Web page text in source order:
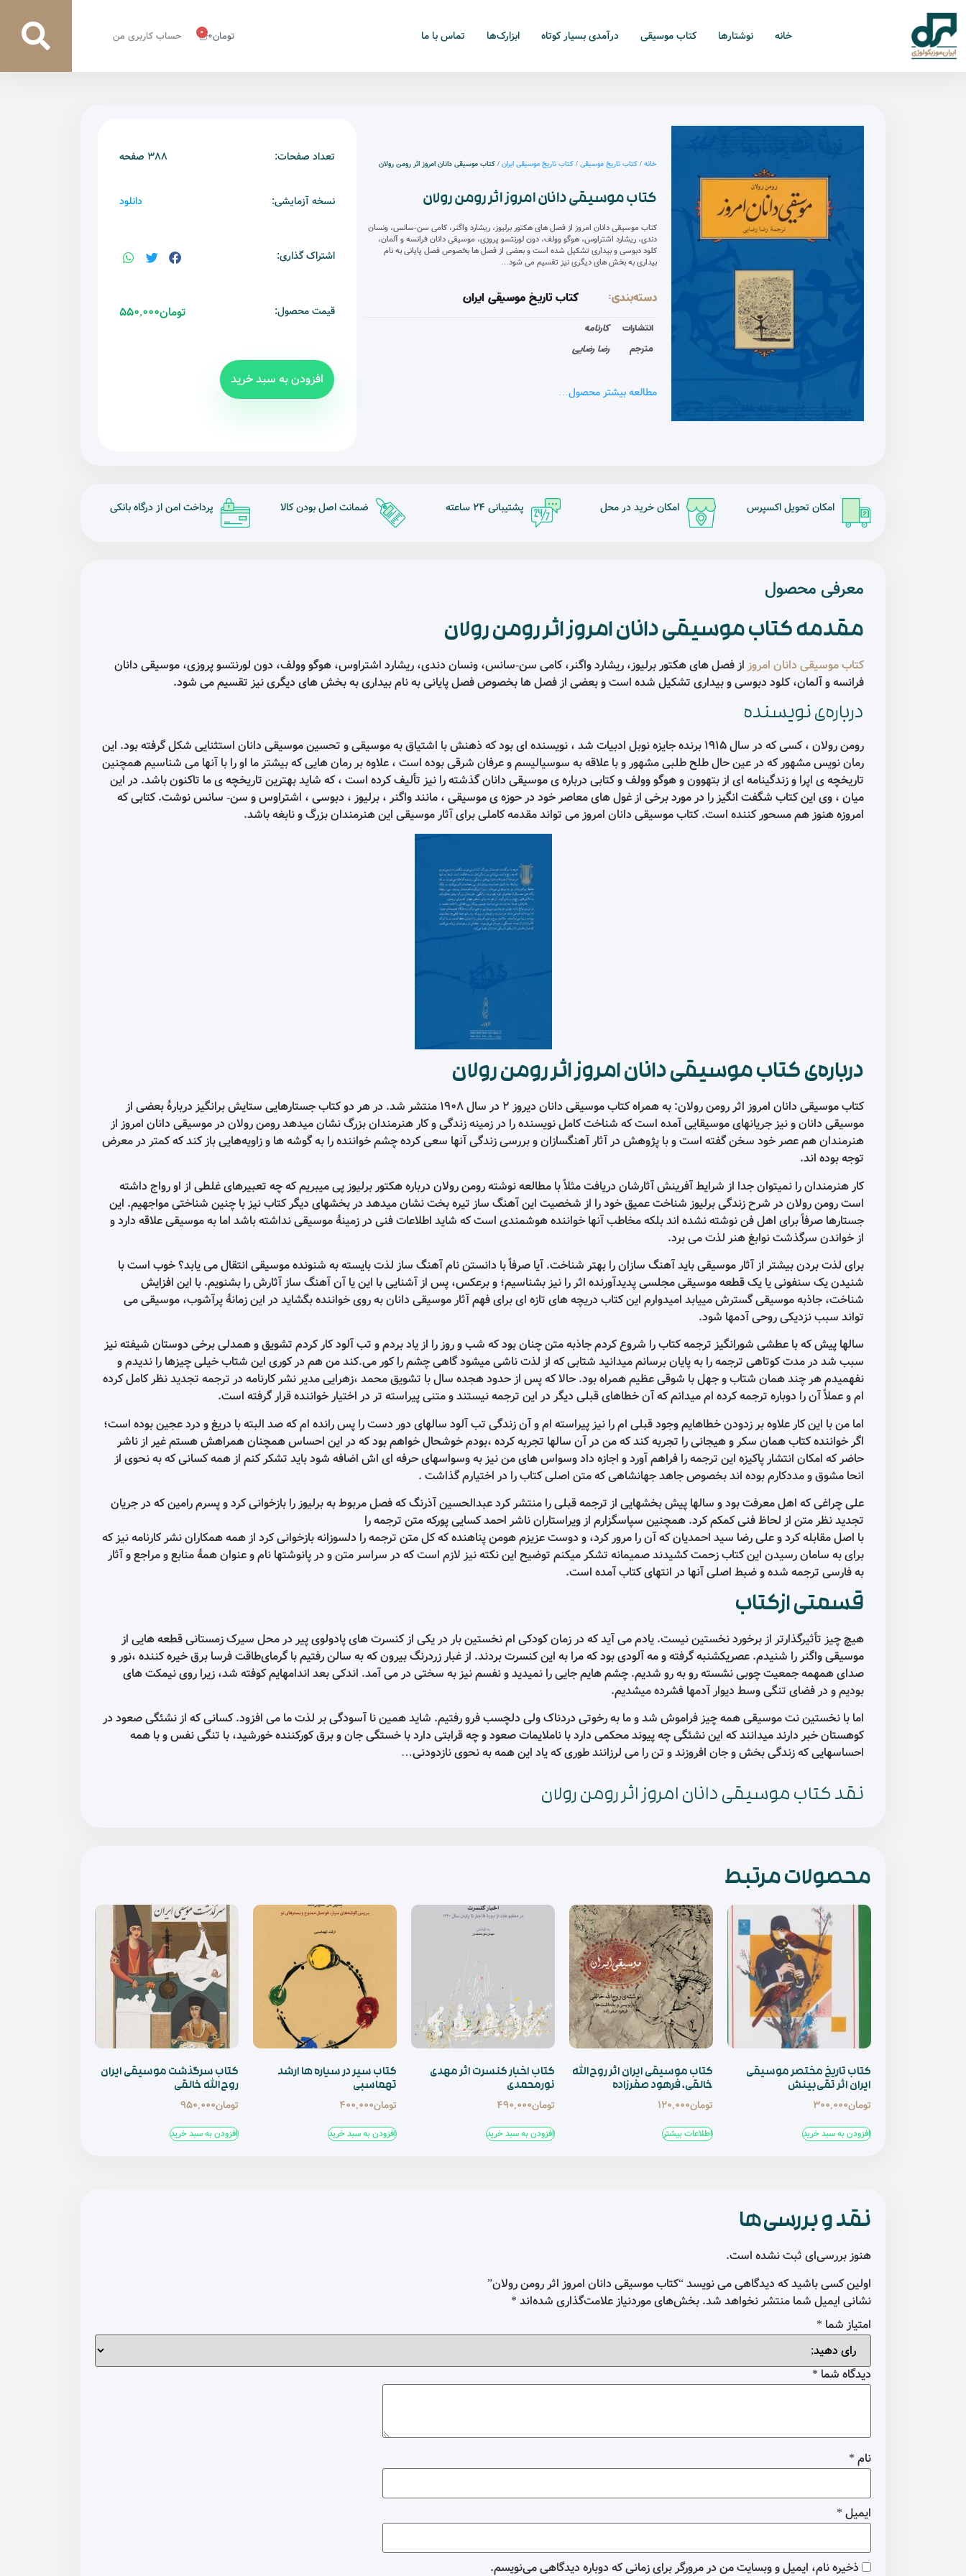
خانه نوشتارها کتاب موسیقی درآمدی بسیار کوتاه ابزارک‌ها تماس با ما تومان0
0 حساب کاربری من
خانه/ کتاب تاریخ موسیقی/ کتاب تاریخ موسیقی ایران/ کتاب موسیقی دانان امروز اثر رومن رولان
کتاب موسیقی دانان امروز اثر رومن رولان
کتاب موسیقی دانان امروز از فصل های هکتور برلیوز، ریشارد واگنر، کامی سن-سانس، ونسان
دندی، ریشارد اشتراوس، هوگو وولف، دون لورنتسو پروزی، موسیقی دانان فرانسه و آلمان،
کلود دبوسی و بیداری تشکیل شده است و بعضی از فصل ها بخصوص فصل پایانی به نام
بیداری به بخش های دیگری نیز تقسیم می شود…
دسته‌بندی: کتاب تاریخ موسیقی ایران
انتشارات
کارنامه
مترجم
رضا رضایی
مطالعه بیشتر محصول…
تعداد صفحات: 388 صفحه
نسخه آزمایشی: دانلود
اشتراک گذاری:
قیمت محصول: تومان550,000
افزودن به سبد خرید
امکان تحویل اکسپرس امکان خرید در محل پشتیبانی 24 ساعته ضمانت اصل بودن کالا پرداخت امن از درگاه بانکی
معرفی محصول
مقدمه کتاب موسیقی دانان امروز اثر رومن رولان
کتاب موسیقی دانان امروز از فصل های هکتور برلیوز، ریشارد واگنر، کامی سن-سانس، ونسان دندی، ریشارد اشتراوس، هوگو وولف، دون لورنتسو پروزی، موسیقی دانان
فرانسه و آلمان، کلود دبوسی و بیداری تشکیل شده است و بعضی از فصل ها بخصوص فصل پایانی به نام بیداری به بخش های دیگری نیز تقسیم می شود.
درباره‌ی نویسنده
رومن رولان ، کسی که در سال 1915 برنده جایزه نوبل ادبیات شد ، نویسنده ای بود که ذهنش با اشتیاق به موسیقی و تحسین موسیقی دانان استثنایی شکل گرفته بود. این
رمان نویس مشهور که در عین حال طلح طلبی مشهور و با علاقه به سوسیالیسم و عرفان شرقی بوده است ، علاوه بر رمان هایی که بیشتر ما او را با آنها می شناسیم همچنین
تاریخچه ی اپرا و زندگینامه ای از بتهوون و هوگو وولف و کتابی درباره ی موسیقی دانان گذشته را نیز تألیف کرده است ، که شاید بهترین تاریخچه ی ما تاکنون باشد. در این
میان ، وی این کتاب شگفت انگیز را در مورد برخی از غول های معاصر خود در حوزه ی موسیقی ، مانند واگنر ، برلیوز ، دبوسی ، اشتراوس و سن- سانس نوشت. کتابی که
امروزه هنوز هم مسحور کننده است. کتاب موسیقی دانان امروز می تواند مقدمه کاملی برای آثار موسیقی این هنرمندان بزرگ و نابغه باشد.
درباره‌ی کتاب موسیقی دانان امروز اثر رومن رولان
کتاب موسیقی دانان امروز اثر رومن رولان: به همراه کتاب موسیقی دانان دیروز ۲ در سال ۱۹۰۸ منتشر شد. در هر دو کتاب جستارهایی ستایش برانگیز دربارهٔ بعضی از
موسیقی دانان و نیز جریانهای موسیقایی آمده است که شناخت کامل نویسنده را در زمینه زندگی و کار هنرمندان بزرگ نشان میدهد رومن رولان در موسیقی دانان امروز از
هنرمندان هم عصر خود سخن گفته است و با پژوهش در آثار آهنگسازان و بررسی زندگی آنها سعی کرده چشم خواننده را به گوشه ها و زاویه‌هایی باز کند که کمتر در معرض
توجه بوده اند.
کار هنرمندان را نمیتوان جدا از شرایط آفرینش آثارشان دریافت مثلاً با مطالعه نوشته رومن رولان درباره هکتور برلیوز پی میبریم که چه تعبیرهای غلطی از او رواج داشته
است رومن رولان در شرح زندگی برلیوز شناخت عمیق خود را از شخصیت این آهنگ ساز تیره بخت نشان میدهد در بخشهای دیگر کتاب نیز با چنین شناختی مواجهیم. این
جستارها صرفاً برای اهل فن نوشته نشده اند بلکه مخاطب آنها خواننده هوشمندی است که شاید اطلاعات فنی در زمینهٔ موسیقی نداشته باشد اما به موسیقی علاقه دارد و
از خواندن سرگذشت نوابغ هنر لذت می برد.
برای لذت بردن بیشتر از آثار موسیقی باید آهنگ سازان را بهتر شناخت. آیا صرفاً با دانستن نام آهنگ ساز لذت بایسته به شنونده موسیقی انتقال می یابد؟ خوب است با
شنیدن یک سنفونی یا یک قطعه موسیقی مجلسی پدیدآورنده اثر را نیز بشناسیم؛ و برعکس، پس از آشنایی با این یا آن آهنگ ساز آثارش را بشنویم. با این افزایش
شناخت، جاذبه موسیقی گسترش مییابد امیدوارم این کتاب دریچه های تازه ای برای فهم آثار موسیقی دانان به روی خواننده بگشاید در این زمانهٔ پرآشوب، موسیقی می
تواند سبب نزدیکی روحی آدمها شود.
سالها پیش که با عطشی شورانگیز ترجمه کتاب را شروع کردم جاذبه متن چنان بود که شب و روز را از یاد بردم و تب آلود کار کردم تشویق و همدلی برخی دوستان شیفته نیز
سبب شد در مدت کوتاهی ترجمه را به پایان برسانم میدانید شتابی که از لذت ناشی میشود گاهی چشم را کور می.کند من هم در کوری این شتاب خیلی چیزها را ندیدم و
نفهمیدم هر چند همان شتاب و جهل با شوقی عظیم همراه بود. حالا که پس از حدود هجده سال با تشویق محمد ،زهرایی مدیر نشر کارنامه در ترجمه تجدید نظر کامل کرده
ام و عملاً آن را دوباره ترجمه کرده ام میدانم که آن خطاهای قبلی دیگر در این ترجمه نیستند و متنی پیراسته تر در اختیار خواننده قرار گرفته است.
اما من با این کار علاوه بر زدودن خطاهایم وجود قبلی ام را نیز پیراسته ام و آن زندگی تب آلود سالهای دور دست را پس رانده ام که صد البته با دریغ و درد عجین بوده است؛
اگر خواننده کتاب همان سکر و هیجانی را تجربه کند که من در آن سالها تجربه کرده ،بودم خوشحال خواهم بود که در این احساس همچنان همراهش هستم غیر از ناشر
حاضر که امکان انتشار پاکیزه این ترجمه را فراهم آورد و اجازه داد وسواس های من نیز به وسواسهای حرفه ای اش اضافه شود باید تشکر کنم از همه کسانی که به نحوی از
انحا مشوق و مددکارم بوده اند بخصوص جاهد جهانشاهی که متن اصلی کتاب را در اختیارم گذاشت .
علی چراغی که اهل معرفت بود و سالها پیش بخشهایی از ترجمه قبلی را منتشر کرد عبدالحسین آذرنگ که فصل مربوط به برلیوز را بازخوانی کرد و پسرم رامین که در جریان
تجدید نظر متن از لحاظ فنی کمکم کرد. همچنین سپاسگزارم از ویراستاران ناشر احمد کسایی پورکه متن ترجمه را
با اصل مقابله کرد و علی رضا سید احمدیان که آن را مرور کرد، و دوست عزیزم هومن پناهنده که کل متن ترجمه را دلسوزانه بازخوانی کرد از همه همکاران نشر کارنامه نیز که
برای به سامان رسیدن این کتاب زحمت کشیدند صمیمانه تشکر میکنم توضیح این نکته نیز لازم است که در سراسر متن و در پانوشتها نام و عنوان همۀ منابع و مراجع و آثار
به فارسی ترجمه شده و ضبط اصلی آنها در انتهای کتاب آمده است.
قسمتی ازکتاب
هیچ چیز تأثیرگذارتر از برخورد نخستین نیست. یادم می آید که در زمان کودکی ام نخستین بار در یکی از کنسرت های پادولوی پیر در محل سیرک زمستانی قطعه هایی از
موسیقی واگنر را شنیدم. عصریکشنبه گرفته و مه آلودی بود که مرا به این کنسرت بردند. از غبار زردرنگ بیرون که به سالن رفتیم با گرمای‌طاقت فرسا برق خیره کننده ،نور و
صدای همهمه جمعیت چوبی نشسته رو به رو شدیم. چشم هایم جایی را نمیدید و نفسم نیز به سختی در می آمد. اندکی بعد اندامهایم کوفته شد، زیرا روی نیمکت های
بودیم و در فضای تنگی وسط دیوار آدمها فشرده میشدیم.
اما با نخستین نت موسیقی همه چیز فراموش شد و ما به رخوتی دردناک ولی دلچسب فرو رفتیم. شاید همین نا آسودگی بر لذت ما می افزود. کسانی که از نشئگی صعود در
کوهستان خبر دارند میدانند که این نشئگی چه پیوند محکمی دارد با ناملایمات صعود و چه قرابتی دارد با خستگی جان و برق کورکننده خورشید، با تنگی نفس و با همه
احساسهایی که زندگی بخش و جان افروزند و تن را می لرزانند طوری که یاد این همه به نحوی نازدودنی…
نقد کتاب موسیقی دانان امروز اثر رومن رولان
محصولات مرتبط
کتاب تاریخ مختصر موسیقی
ایران اثر تقی‌بینش
تومان300,000
افزودن به سبد خرید
کتاب موسیقی ایران اثر روح‌الله
خالقی، فرهود صفرزاده
تومان120,000
اطلاعات بیشتر
کتاب اخبار کنسرت اثر مهدی
نورمحمدی
تومان490,000
افزودن به سبد خرید
کتاب سیر در سیاره ها ارشد
تهماسبی
تومان400,000
افزودن به سبد خرید
کتاب سرگذشت موسیقی ایران
روح‌الله خالقی
تومان950,000
افزودن به سبد خرید
نقد و بررسی‌ها
هنوز بررسی‌ای ثبت نشده است.
اولین کسی باشید که دیدگاهی می نویسد “کتاب موسیقی دانان امروز اثر رومن رولان”
نشانی ایمیل شما منتشر نخواهد شد. بخش‌های موردنیاز علامت‌گذاری شده‌اند *
امتیاز شما *
دیدگاه شما *
نام *
ایمیل *
ذخیره نام، ایمیل و وبسایت من در مرورگر برای زمانی که دوباره دیدگاهی می‌نویسم.